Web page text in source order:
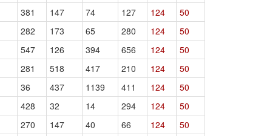
381 147 74 127 124
50
282 173 65 280 124
50
547 126 394 656 124
50
281 518 417 210 124
50
36 437 1139 411 124
50
428 32 14 294 124
50
270 147 40 66 124
50